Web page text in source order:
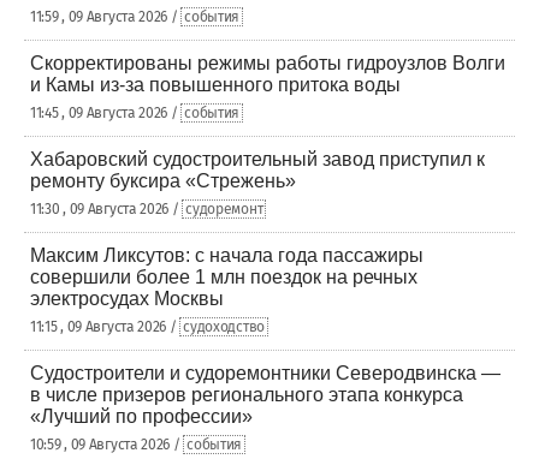
11:59 , 09 Августа 2026 / события
Скорректированы режимы работы гидроузлов Волги
и Камы из-за повышенного притока воды
11:45 , 09 Августа 2026 / события
Хабаровский судостроительный завод приступил к
ремонту буксира «Стрежень»
11:30 , 09 Августа 2026 / судоремонт
Максим Ликсутов: с начала года пассажиры
совершили более 1 млн поездок на речных
электросудах Москвы
11:15 , 09 Августа 2026 / судоходство
Судостроители и судоремонтники Северодвинска —
в числе призеров регионального этапа конкурса
«Лучший по профессии»
10:59 , 09 Августа 2026 / события